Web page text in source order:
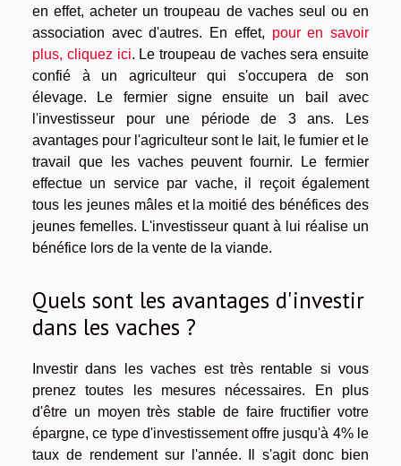
en effet, acheter un troupeau de vaches seul ou en
association avec d'autres. En effet, pour en savoir
plus, cliquez ici. Le troupeau de vaches sera ensuite
confié à un agriculteur qui s'occupera de son
élevage. Le fermier signe ensuite un bail avec
l'investisseur pour une période de 3 ans. Les
avantages pour l'agriculteur sont le lait, le fumier et le
travail que les vaches peuvent fournir. Le fermier
effectue un service par vache, il reçoit également
tous les jeunes mâles et la moitié des bénéfices des
jeunes femelles. L'investisseur quant à lui réalise un
bénéfice lors de la vente de la viande.
Quels sont les avantages d'investir
dans les vaches ?
Investir dans les vaches est très rentable si vous
prenez toutes les mesures nécessaires. En plus
d'être un moyen très stable de faire fructifier votre
épargne, ce type d'investissement offre jusqu'à 4% le
taux de rendement sur l'année. Il s'agit donc bien